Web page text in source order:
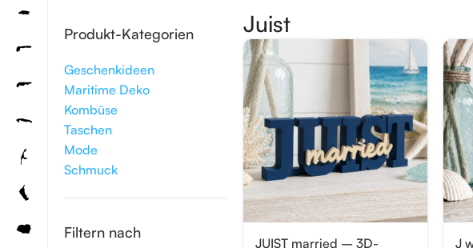
Produkt-Kategorien
Geschenkideen
Maritime Deko
Kombüse
Taschen
Mode
Schmuck
Filtern nach
Juist
JUIST married – 3D-
J